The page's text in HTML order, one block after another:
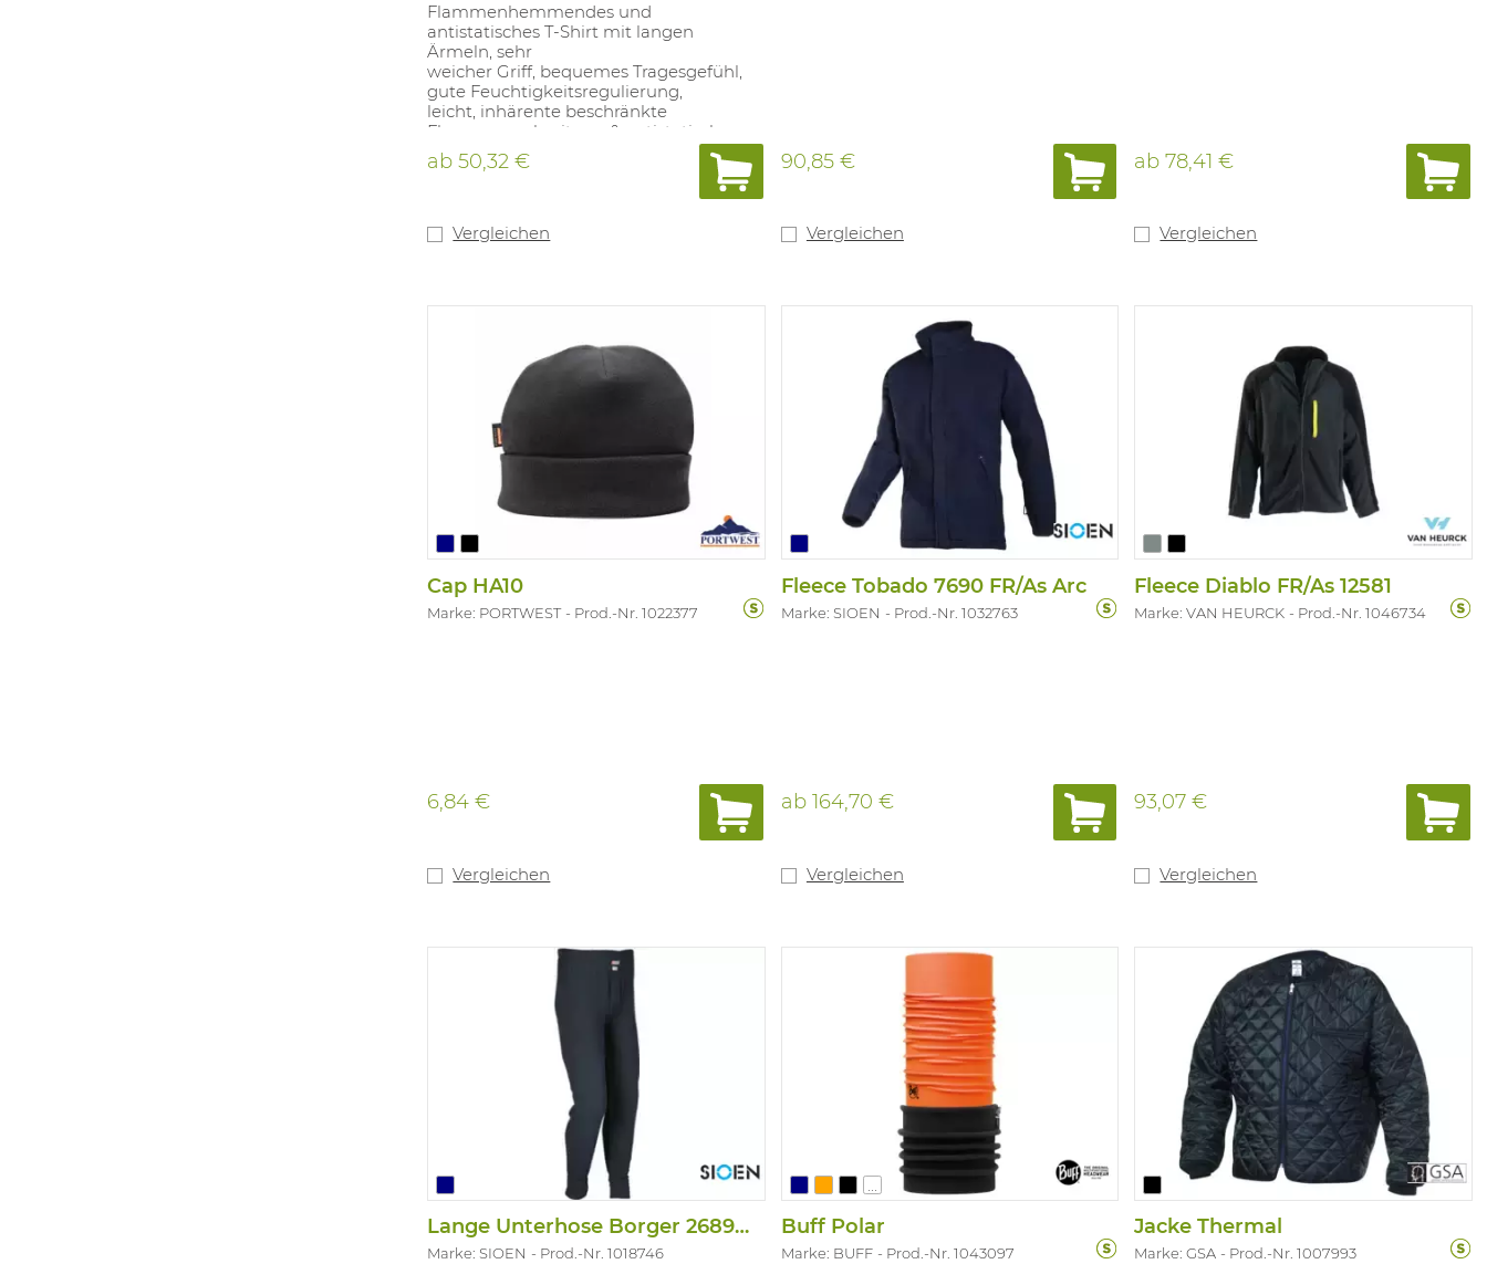
Flammenhemmendes und
antistatisches T-Shirt mit langen
Ärmeln, sehr
weicher Griff, bequemes Tragesgefühl,
gute Feuchtigkeitsregulierung,
leicht, inhärente beschränkte
Flammenverbreitung & antistatisch,
Aussen:
lange Ärmel, elastischer Gelenkband,
Gewebe: 60% Protex® - 39% Viloft® -
ab 50,32 €
Vergleichen
90,85 €
Vergleichen
ab 78,41 €
Vergleichen
Cap HA10
Marke: PORTWEST Prod.-Nr. 1022377
6,84 €
Vergleichen
Fleece Tobado 7690 FR/As Arc
Marke: SIOEN Prod.-Nr. 1032763
ab164,70 €
Vergleichen
Fleece Diablo FR/As 12581
Marke: VAN HEURCK Prod.-Nr. 1046734
93,07 €
Vergleichen
Lange Unterhose Borger 2689A2MPC
Marke: SIOEN Prod.-Nr. 1018746
...
Buff Polar
Marke: BUFF Prod.-Nr. 1043097
Jacke Thermal
Marke: GSA Prod.-Nr. 1007993